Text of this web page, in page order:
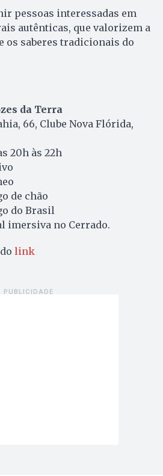
pessoas interessadas em
autênticas, que valorizem a
os saberes tradicionais do
da Terra
66, Clube Nova Flórida,
20h às 22h
de chão
do Brasil
imersiva no Cerrado.
link